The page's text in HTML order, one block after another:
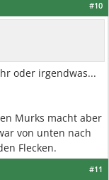
#10
oder irgendwas...
Murks macht aber
von unten nach
Flecken.
#11